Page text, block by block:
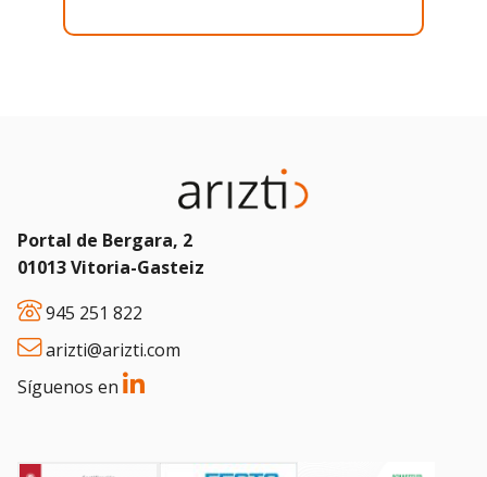
Portal de Bergara, 2
01013 Vitoria-Gasteiz
945 251 822
arizti@arizti.com
Síguenos en